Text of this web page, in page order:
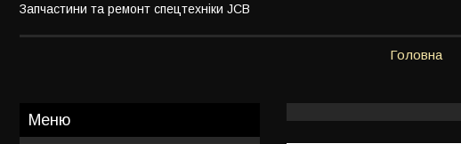
Запчастини та ремонт спецтехніки JCB
Головна